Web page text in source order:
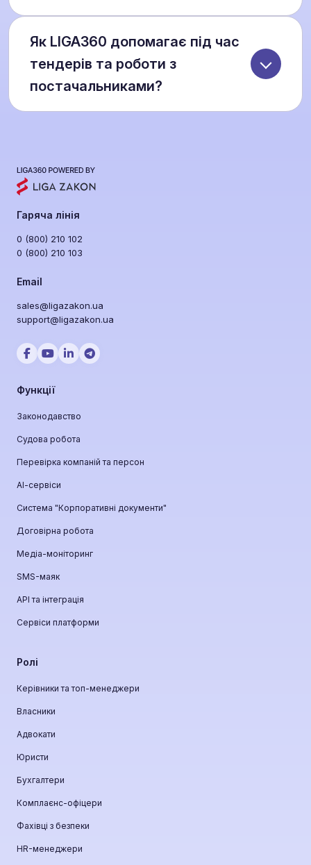
внутрішніми бізнес-рішеннями. Це забезпечує
єдине інформаційне середовище для юристів,
фінансів, комплаєнсу та топ-менеджменту, де
всі дані та аналітика доступні в одному
інтерфейсі.
Як LIGA360 допомагає під час
тендерів та роботи з
постачальниками?
отримуєте алерти про зміни у статусі
підрядників та уникаєте токсичних
Гаряча лінія
0 (800) 210 102
0 (800) 210 103
Email
sales@ligazakon.ua
support@ligazakon.ua
Функції
Законодавство
Судова робота
Перевірка компаній та персон
АІ-сервіси
Система "Корпоративні документи"
Договірна робота
Медіа-моніторинг
SMS-маяк
API та інтеграція
Сервіси платформи
Ролі
Керівники та топ-менеджери
Власники
Адвокати
Юристи
Бухгалтери
Комплаєнс-офіцери
Фахівці з безпеки
HR-менеджери